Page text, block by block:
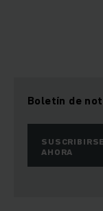
Boletín de
SUSCRIBIRSE
AHORA